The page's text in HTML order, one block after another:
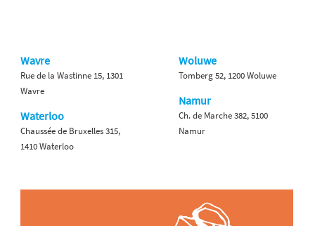
Wavre
Rue de la Wastinne 15, 1301
Wavre
Waterloo
Chaussée de Bruxelles 315,
1410 Waterloo
Woluwe
Tomberg 52, 1200 Woluwe
Namur
Ch. de Marche 382, 5100
Namur